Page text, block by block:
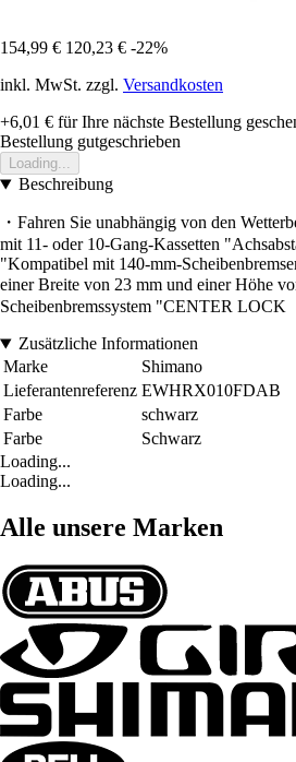
154,99 € 120,23 € -22%
inkl. MwSt. zzgl. Versandkosten
+6,01 € für Ihre nächste Bestellung
Bestellung gutgeschrieben
Loading...
Beschreibung
・Fahren Sie unabhängig von den
mit 11- oder 10-Gang-Kassetten
"Kompatibel mit 140-mm-
einer Breite von 23 mm und einer Höhe
Scheibenbremssystem "CENTER LOCK
Zusätzliche Informationen
Marke
Shimano
Lieferantenreferenz EWHRX010FDAB
Farbe
schwarz
Farbe
Schwarz
Loading...
Loading...
Alle unsere Marken